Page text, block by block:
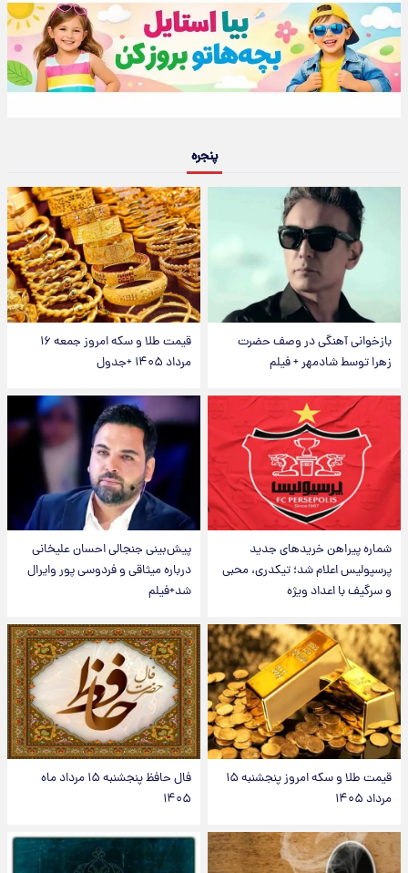
پنجره
بازخوانی آهنگی در وصف حضرت
زهرا توسط شادمهر + فیلم
قیمت طلا و سکه امروز جمعه ۱۶
مرداد ۱۴۰۵ +جدول
شماره پیراهن خریدهای جدید
پرسپولیس اعلام شد؛ تیکدری، محبی
و سرگیف با اعداد ویژه
پیش‌بینی جنجالی احسان علیخانی
درباره میثاقی و فردوسی پور وایرال
شد+فیلم
قیمت طلا و سکه امروز پنجشنبه ۱۵
مرداد ۱۴۰۵
فال حافظ پنجشنبه ۱۵ مرداد ماه
۱۴۰۵